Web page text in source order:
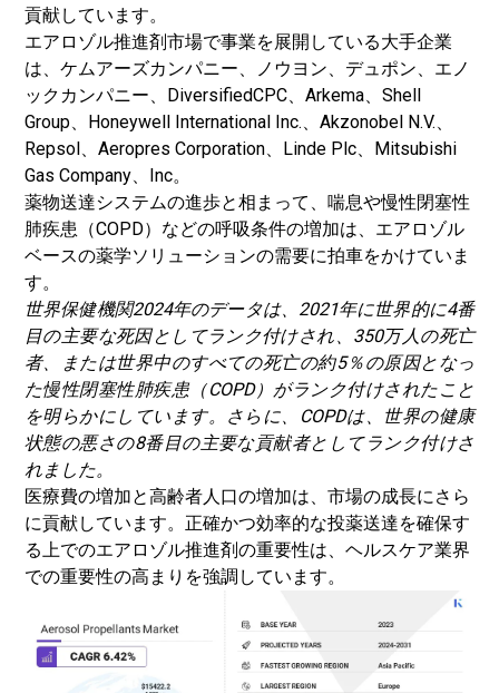
貢献しています。
エアロゾル推進剤市場で事業を展開している大手企業
は、ケムアーズカンパニー、ノウヨン、デュポン、エノ
ックカンパニー、DiversifiedCPC、Arkema、Shell
Group、Honeywell International Inc.、Akzonobel N.V.、
Repsol、Aeropres Corporation、Linde Plc、Mitsubishi
Gas Company、Inc。
薬物送達システムの進歩と相まって、喘息や慢性閉塞性
肺疾患（COPD）などの呼吸条件の増加は、エアロゾル
ベースの薬学ソリューションの需要に拍車をかけていま
す。
世界保健機関2024年のデータは、2021年に世界的に4番
目の主要な死因としてランク付けされ、350万人の死亡
者、または世界中のすべての死亡の約5％の原因となっ
た慢性閉塞性肺疾患（COPD）がランク付けされたこと
を明らかにしています。さらに、COPDは、世界の健康
状態の悪さの8番目の主要な貢献者としてランク付けさ
れました。
医療費の増加と高齢者人口の増加は、市場の成長にさら
に貢献しています。正確かつ効率的な投薬送達を確保す
る上でのエアロゾル推進剤の重要性は、ヘルスケア業界
での重要性の高まりを強調しています。